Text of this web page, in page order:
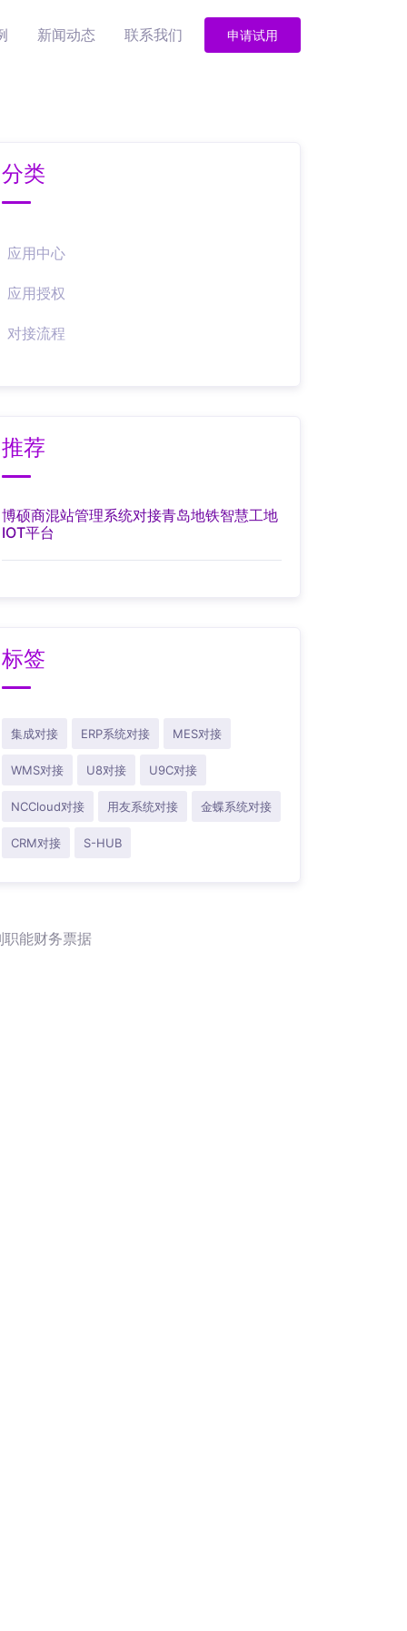
新闻动态 联系我们 申请试用
职能财务票据
分类
应用中心
应用授权
对接流程
推荐
博硕商混站管理系统对接青岛地铁智慧工地
IOT平台
标签
集成对接 ERP系统对接 MES对接
WMS对接 U8对接 U9C对接
NCCloud对接 用友系统对接 金蝶系统对接
CRM对接 S-HUB